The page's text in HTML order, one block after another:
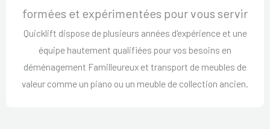
formées et expérimentées pour vous servir
Quicklift dispose de plusieurs années d'expérience et une
équipe hautement qualifiées pour vos besoins en
déménagement Familleureux et transport de meubles de
valeur comme un piano ou un meuble de collection ancien.